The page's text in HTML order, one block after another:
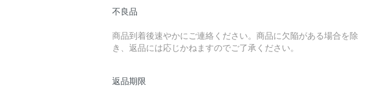
不良品
商品到着後速やかにご連絡ください。商品に欠陥がある場合を除
き、返品には応じかねますのでご了承ください。
返品期限